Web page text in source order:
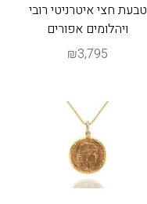
טבעת חצי איטרניטי רובי
ויהלומים אפורים
₪3,795